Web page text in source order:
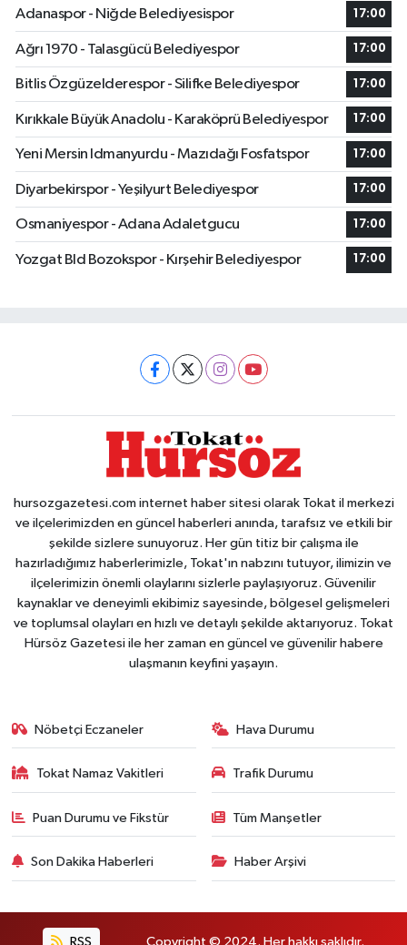
Adanaspor - Niğde Belediyesispor 17:00
Ağrı 1970 - Talasgücü Belediyespor 17:00
Bitlis Özgüzelderespor - Silifke Belediyespor 17:00
Kırıkkale Büyük Anadolu - Karaköprü Belediyespor 17:00
Yeni Mersin Idmanyurdu - Mazıdağı Fosfatspor 17:00
Diyarbekirspor - Yeşilyurt Belediyespor 17:00
Osmaniyespor - Adana Adaletgucu 17:00
Yozgat Bld Bozokspor - Kırşehir Belediyespor 17:00
hursozgazetesi.com internet haber sitesi olarak Tokat il merkezi
ve ilçelerimizden en güncel haberleri anında, tarafsız ve etkili bir
şekilde sizlere sunuyoruz. Her gün titiz bir çalışma ile
hazırladığımız haberlerimizle, Tokat'ın nabzını tutuyor, ilimizin ve
ilçelerimizin önemli olaylarını sizlerle paylaşıyoruz. Güvenilir
kaynaklar ve deneyimli ekibimiz sayesinde, bölgesel gelişmeleri
ve toplumsal olayları en hızlı ve detaylı şekilde aktarıyoruz. Tokat
Hürsöz Gazetesi ile her zaman en güncel ve güvenilir habere
ulaşmanın keyfini yaşayın.
Nöbetçi Eczaneler Hava Durumu
Tokat Namaz Vakitleri Trafik Durumu
Puan Durumu ve Fikstür Tüm Manşetler
Son Dakika Haberleri Haber Arşivi
RSS Copyright © 2024. Her hakkı saklıdır.